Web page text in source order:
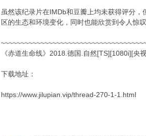
虽然该纪录片在IMDb和豆瓣上均未获得评分
区的生态和环境变化，同时也能欣赏到令人惊
《赤道生命线》2018.德国.自然[TS][1080i][
下载地址：
https://www.jilupian.vip/thread-270-1-1.html